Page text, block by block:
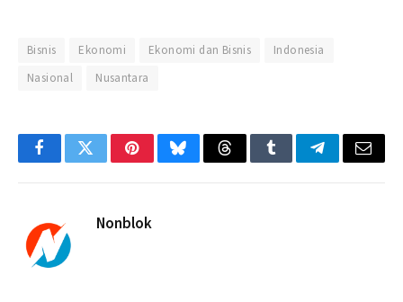
Bisnis Ekonomi Ekonomi dan Bisnis
Indonesia
Nasional
Nusantara
FacebookTwitterPinterestBlueskyThreadsTumblrTelegramEmail
Nonblok